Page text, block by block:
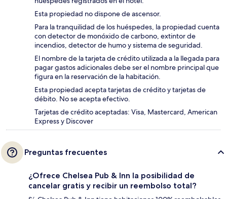
Esta propiedad no dispone de ascensor.
Para la tranquilidad de los huéspedes, la propiedad cuenta
con detector de monóxido de carbono, extintor de
incendios, detector de humo y sistema de seguridad.
El nombre de la tarjeta de crédito utilizada a la llegada para
pagar gastos adicionales debe ser el nombre principal que
figura en la reservación de la habitación.
Esta propiedad acepta tarjetas de crédito y tarjetas de
débito. No se acepta efectivo.
Tarjetas de crédito aceptadas: Visa, Mastercard, American
Express y Discover
Preguntas frecuentes
¿Ofrece Chelsea Pub & Inn la posibilidad de
cancelar gratis y recibir un reembolso total?